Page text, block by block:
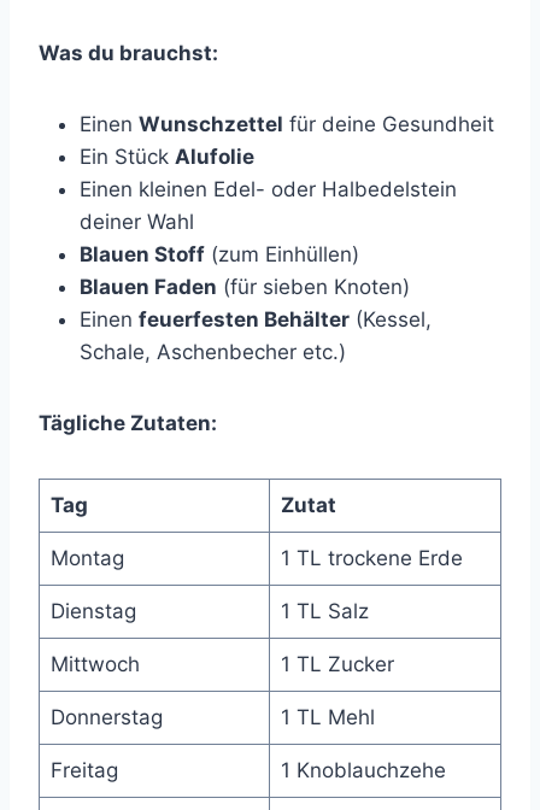
Was du brauchst:
Einen Wunschzettel für deine Gesundheit
Ein Stück Alufolie
Einen kleinen Edel- oder Halbedelstein
deiner Wahl
Blauen Stoff (zum Einhüllen)
Blauen Faden (für sieben Knoten)
Einen feuerfesten Behälter (Kessel,
Schale, Aschenbecher etc.)
Tägliche Zutaten:
Tag Zutat
Montag 1 TL trockene Erde
Dienstag 1 TL Salz
Mittwoch 1 TL Zucker
Donnerstag 1 TL Mehl
Freitag 1 Knoblauchzehe